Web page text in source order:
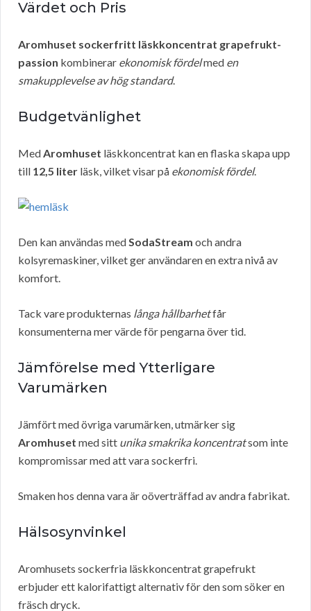
Värdet och Pris
Aromhuset sockerfritt läskkoncentrat grapefrukt-
passion kombinerar ekonomisk fördelmed en
smakupplevelse av hög standard.
Budgetvänlighet
MedAromhuset läskkoncentrat kan en flaska skapa upp
till 12,5 liter läsk, vilket visar på ekonomisk fördel.
Den kan användas medSodaStream och andra
kolsyremaskiner, vilket ger användaren en extra nivå av
komfort.
Tack vare produkternas långa hållbarhetfår
konsumenterna mer värde för pengarna över tid.
Jämförelse med Ytterligare
Varumärken
Jämfört med övriga varumärken, utmärker sig
Aromhuset med sitt unika smakrika koncentratsom inte
kompromissar med att vara sockerfri.
Smaken hos denna vara är oöverträffad av andra fabrikat.
Hälsosynvinkel
Aromhusets sockerfria läskkoncentrat grapefrukt
erbjuder ett kalorifattigt alternativ för den som söker en
fräsch dryck.